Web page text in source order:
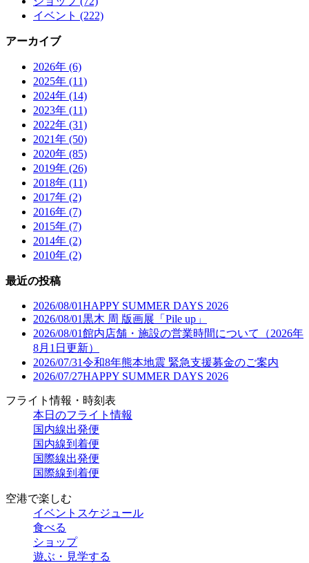
イベント (222)
アーカイブ
2026年 (6)
2025年 (11)
2024年 (14)
2023年 (11)
2022年 (31)
2021年 (50)
2020年 (85)
2019年 (26)
2018年 (11)
2017年 (2)
2016年 (7)
2015年 (7)
2014年 (2)
2010年 (2)
最近の投稿
2026/08/01HAPPY SUMMER DAYS 2026
2026/08/01黒木 周 版画展「Pile up」
2026/08/01館内店舗・施設の営業時間について（2026年
8月1日更新）
2026/07/31令和8年熊本地震 緊急支援募金のご案内
2026/07/27HAPPY SUMMER DAYS 2026
フライト情報・時刻表
本日のフライト情報
国内線出発便
国内線到着便
国際線出発便
国際線到着便
空港で楽しむ
イベントスケジュール
食べる
ショップ
遊ぶ・見学する